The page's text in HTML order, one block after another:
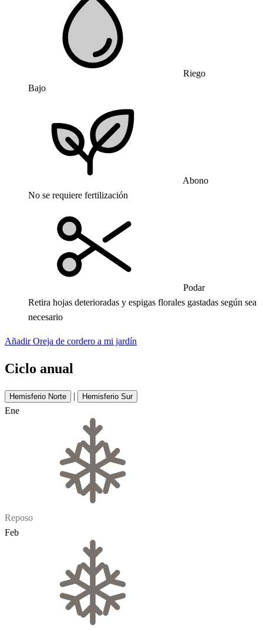
Riego
Bajo
Abono
No se requiere fertilización
Podar
Retira hojas deterioradas y espigas florales gastadas según sea
necesario
Añadir Oreja de cordero a mi jardín
Ciclo anual
Hemisferio Norte | Hemisferio Sur
Ene
Reposo
Feb